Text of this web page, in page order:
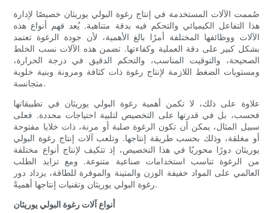
صُممت الآلات المستخدمة في إنتاج رغوة البولي يوريثان خصيصًا لإدارة
هذا التفاعل الكيميائي والتحكم فيه بدقة متناهية. يُعد فهم أنواع هذه
الآلات ووظائفها المختلفة أمرًا بالغ الأهمية، لأن جودة الرغوة تعتمد
بشكل كبير على دقة العملية وكفاءتها. تضمن هذه الآلات نسب الخلط
الصحيحة، والتوقيت المناسب، والتحكم الدقيق في درجة الحرارة،
ومستويات الضغط اللازمة لإنتاج رغوة ذات كثافة ومرونة وبنية خلوية
متجانسة.
علاوة على ذلك، لا تكمن أهمية رغوة البولي يوريثان في تطبيقاتها
فحسب، بل في قدرتها على التخصيص لتلبية احتياجات محددة. فعلى
سبيل المثال، يمكن أن تكون الرغوة صلبة أو مرنة، ذات خلايا مفتوحة
أو مغلقة، وذلك بحسب طريقة إنتاجها. وتلعب آلات إنتاج رغوة البولي
يوريثان دورًا محوريًا في هذا التخصيص، إذ تتكيف لإنتاج أنواع مختلفة
من الرغوة تناسب استخدامات صناعية متنوعة. ومع تزايد الطلب
العالمي على المواد خفيفة الوزن والمتينة والموفرة للطاقة، يزداد دور
رغوة البولي يوريثان وتقنيات إنتاجها أهميةً.
أنواع آلات رغوة البولي يوريثان